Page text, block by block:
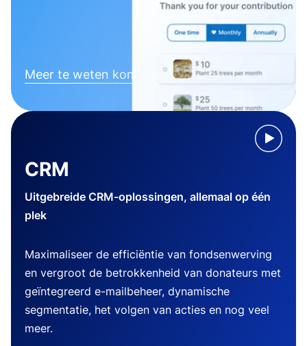
Meer te weten komen
CRM
Uitgebreide CRM-oplossingen, allemaal op één
plek
Maximaliseer de efficiëntie van fondsenwerving
en vergroot de betrokkenheid van donateurs met
geïntegreerd e-mailbeheer, dynamische
segmentatie, het volgen van acties en nog veel
meer.